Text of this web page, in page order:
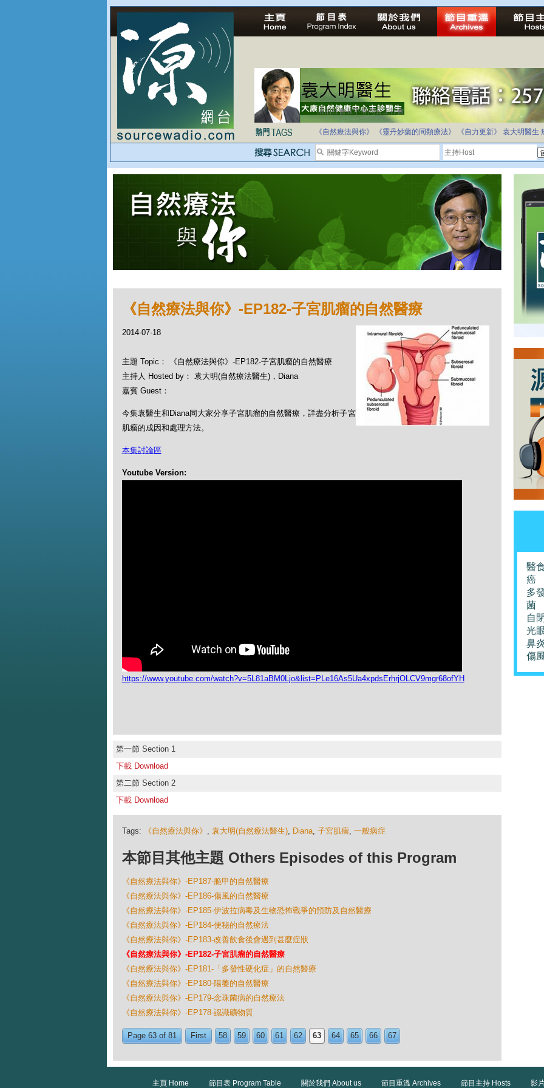
法治社會並不等同公正社會
自家教育合法化-推動多元化教育，全民學卷制
《自然療法與你》
《靈丹妙藥的同類療法》 《自力更新》 袁大明醫生
《自然療法與你》-EP182-子宮肌瘤的自然醫療
2014-07-18
主題 Topic： 《自然療法與你》-EP182-子宮肌瘤的自然醫療
主持人 Hosted by： 袁大明(自然療法醫生)，Diana
嘉賓 Guest：
今集袁醫生和Diana同大家分享子宮肌瘤的自然醫療，詳盡分析子宮
肌瘤的成因和處理方法。
本集討論區
Youtube Version:
https://www.youtube.com/watch?v=5L81aBM0Ljo&list=PLe16As5Ua4xpdsErhrjOLCV9mgr68ofYH
第一節 Section 1
下載 Download
第二節 Section 2
下載 Download
Tags: 《自然療法與你》 , 袁大明(自然療法醫生), Diana, 子宮肌瘤, 一般病症
本節目其他主題 Others Episodes of this Program
《自然療法與你》-EP187-脆甲的自然醫療
《自然療法與你》-EP186-傷風的自然醫療
《自然療法與你》-EP185-伊波拉病毒及生物恐怖戰爭的預防及自然醫療
《自然療法與你》-EP184-便秘的自然療法
《自然療法與你》-EP183-改善飲食後會遇到甚麼症狀
《自然療法與你》-EP182-子宮肌瘤的自然醫療
《自然療法與你》-EP181-「多發性硬化症」的自然醫療
《自然療法與你》-EP180-陽萎的自然醫療
《自然療法與你》-EP179-念珠菌病的自然療法
《自然療法與你》-EP178-認識礦物質
Page 63 of 81 First 58 59 60 61 62 63 64 65 66 67
醫
癌
多
菌
自
光
鼻
傷
主頁 Home 節目表 Program Table 關於我們 About us 節目重溫 Archives 節目主持 Hosts 影